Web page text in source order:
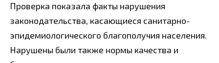
Проверка показала факты нарушения
законодательства, касающиеся санитарно-
эпидемиологического благополучия населения.
Нарушены были также нормы качества и